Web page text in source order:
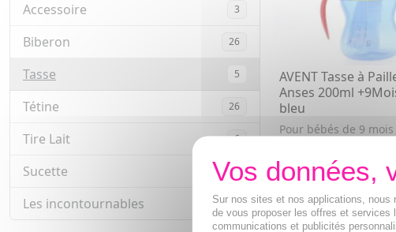
Accessoire
3
Biberon 26
Tasse 5
Tétine 26
Tire Lait 6
Sucette 39
Les incontournables 1
AVENT Tasse à
Anses 200ml
bleu
Pour bébés de 9 mois
9,28€
AJOUTER AU
Sur nos sites et nos applications, nous
de vous proposer les offres et services
communications et publicités